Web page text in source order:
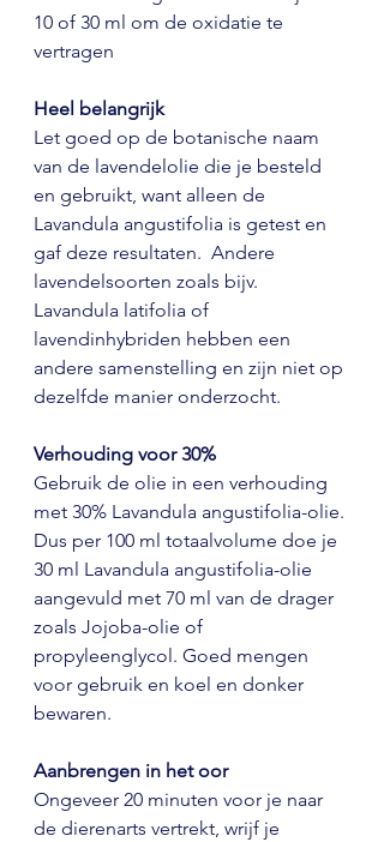
10 of 30 ml om de oxidatie te
vertragen
Heel belangrijk
Let goed op de botanische naam
van de lavendelolie die je besteld
en gebruikt, want alleen de
Lavandula angustifolia is getest en
gaf deze resultaten.  Andere
lavendelsoorten zoals bijv.
Lavandula latifolia of
lavendinhybriden hebben een
andere samenstelling en zijn niet op
dezelfde manier onderzocht.
Verhouding voor 30%
Gebruik de olie in een verhouding
met 30% Lavandula angustifolia-olie.
Dus per 100 ml totaalvolume doe je
30 ml Lavandula angustifolia-olie
aangevuld met 70 ml van de drager
zoals Jojoba-olie of
propyleenglycol. Goed mengen
voor gebruik en koel en donker
bewaren.
Aanbrengen in het oor
Ongeveer 20 minuten voor je naar
de dierenarts vertrekt, wrijf je